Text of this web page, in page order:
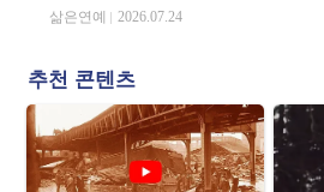
삶은연예 2026.07.24